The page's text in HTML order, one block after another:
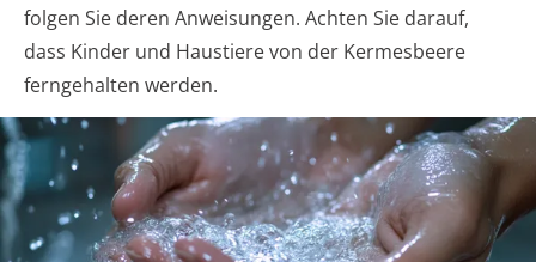
folgen Sie deren Anweisungen. Achten Sie darauf,
dass Kinder und Haustiere von der Kermesbeere
ferngehalten werden.